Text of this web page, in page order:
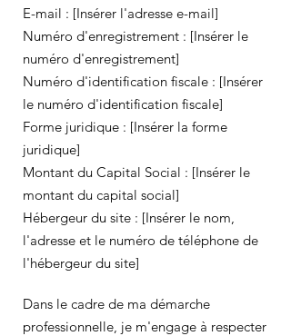
E-mail : [Insérer l'adresse e-mail]
Numéro d'enregistrement : [Insérer le
numéro d'enregistrement]
Numéro d'identification fiscale : [Insérer
le numéro d'identification fiscale]
Forme juridique : [Insérer la forme
juridique]
Montant du Capital Social : [Insérer le
montant du capital social]
Hébergeur du site : [Insérer le nom,
l'adresse et le numéro de téléphone de
l'hébergeur du site]
Dans le cadre de ma démarche
professionnelle, je m'engage à respecter